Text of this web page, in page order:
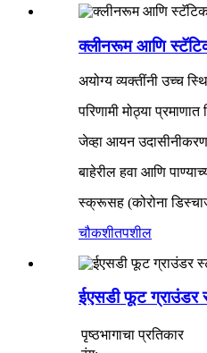
क्लीनरूम आणि
अयोग्य व्यक्तींनी उच्च
परिणामी मोठ्या प्रमाणात
जेव्हा आयन उदासीनीकरण
बाहेरील हवा आणि
स्क्रूसह (कोरोना
चौकशीतपशील
ईएसडी फूट ग्राउंडर
पृष्ठभागाचा प्रतिकार